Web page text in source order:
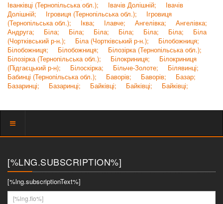
Іванківці (Тернопільська обл.);
Івачів Долішній;
Івачів
Долішній;
Ігровиця (Тернопільська обл.);
Ігровиця
(Тернопільська обл.);
Іква; Ілавче; Ангелівка;
Ангелівка;
Андруга;
Біла; Біла; Біла; Біла; Біла; Біла;
Біла
(Чортківський р-н.);
Біла (Чортківський р-н.);
Білобожниця;
Білобожниця;
Білобожниця;
Білозірка (Тернопільська обл.);
Білозірка (Тернопільська обл.);
Білокриниця;
Білокриниця
(Підгаєцький р-н);
Білоскірка; Більче-Золоте;
Білявинці;
Бабинці (Тернопільська обл.);
Баворів; Баворів;
Базар;
Базаринці;
Базаринці; Байківці; Байківці; Байківці;
Показать
[%LNG.SUBSCRIPTION%]
[%lng.subscriptionText%]
[%lng.fio%]